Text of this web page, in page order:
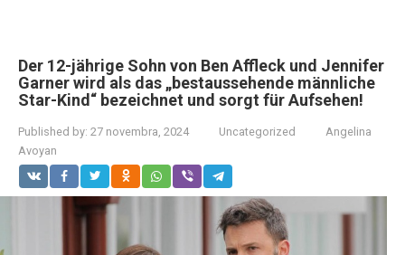
Der 12-jährige Sohn von Ben Affleck und Jennifer
Garner wird als das „bestaussehende männliche
Star-Kind“ bezeichnet und sorgt für Aufsehen!
Published by: 27 novembra, 2024 Uncategorized
Angelina
Avoyan